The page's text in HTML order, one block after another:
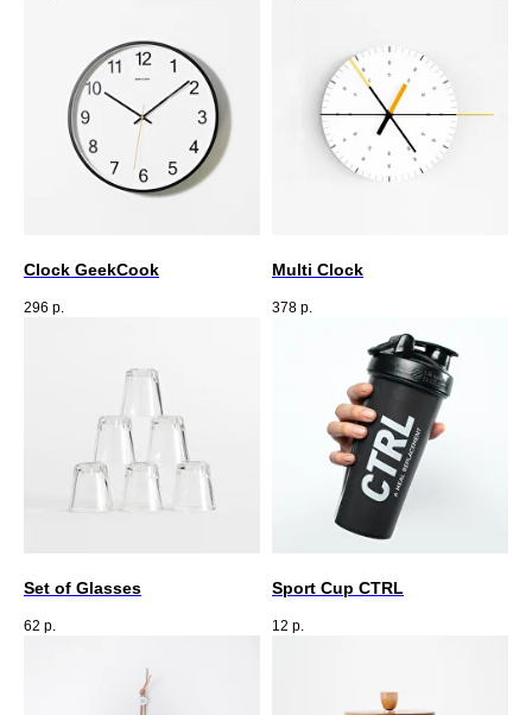
Clock GeekCook
296 р.
Multi Clock
378 р.
Set of Glasses
62 р.
Sport Cup CTRL
12 р.